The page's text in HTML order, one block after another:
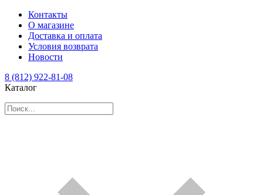
Контакты
О магазине
Доставка и оплата
Условия возврата
Новости
8 (812) 922-81-08
Каталог